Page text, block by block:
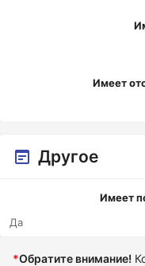
Имеет
Другое
Имеет
Да
*Обратите внимание!